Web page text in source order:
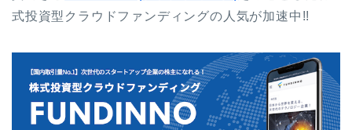
式投資型クラウドファンディングの人気が加速中!!